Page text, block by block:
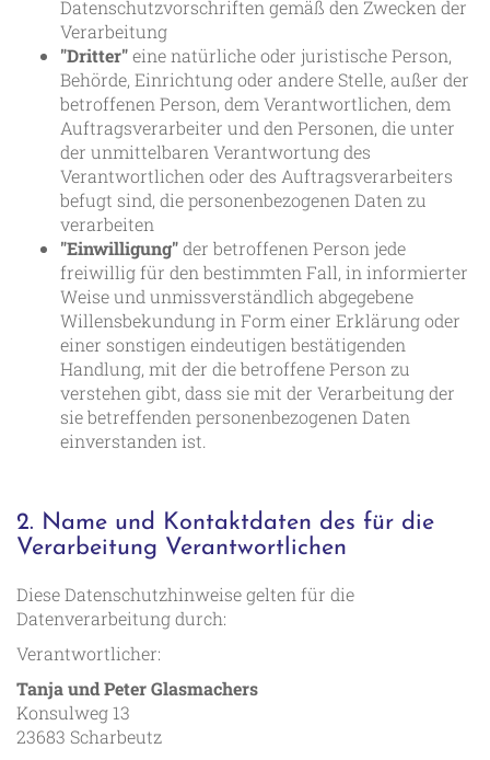
Datenschutzvorschriften gemäß den Zwecken der
Verarbeitung
"Dritter"eine natürliche oder juristische Person,
Behörde, Einrichtung oder andere Stelle, außer der
betroffenen Person, dem Verantwortlichen, dem
Auftragsverarbeiter und den Personen, die unter
der unmittelbaren Verantwortung des
Verantwortlichen oder des Auftragsverarbeiters
befugt sind, die personenbezogenen Daten zu
verarbeiten
"Einwilligung"der betroffenen Person jede
freiwillig für den bestimmten Fall, in informierter
Weise und unmissverständlich abgegebene
Willensbekundung in Form einer Erklärung oder
einer sonstigen eindeutigen bestätigenden
Handlung, mit der die betroffene Person zu
verstehen gibt, dass sie mit der Verarbeitung der
sie betreffenden personenbezogenen Daten
einverstanden ist.
2. Name und Kontaktdaten des für die
Verarbeitung Verantwortlichen
Diese Datenschutzhinweise gelten für die
Datenverarbeitung durch:
Verantwortlicher:
Tanja und Peter Glasmachers
Konsulweg 13
23683 Scharbeutz